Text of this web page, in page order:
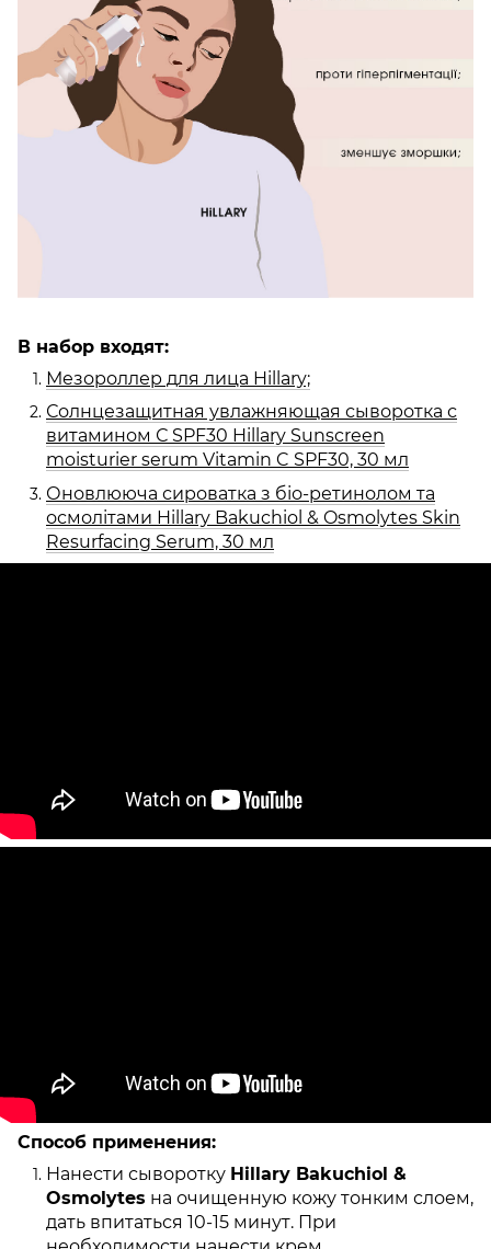
В набор входят:
Мезороллер для лица Hillary;
Солнцезащитная увлажняющая сыворотка с
витамином С SPF30 Hillary Sunscreen
moisturier serum Vitamin C SPF30, 30 мл
Оновлююча сироватка з біо-ретинолом та
осмолітами Hillary Bakuchiol & Osmolytes Skin
Resurfacing Serum, 30 мл
Способ применения:
Нанести сыворотку Hillary Bakuchiol &
Osmolytes на очищенную кожу тонким слоем,
дать впитаться 10-15 минут. При